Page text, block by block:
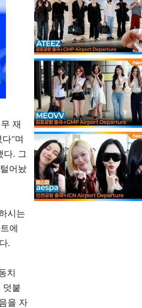
재
"며
다. 그
어놨
시는
에
.
치
덧붙
을 자